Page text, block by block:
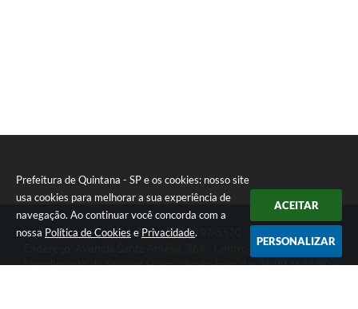
Prefeitura de Quintana - SP e os cookies: nosso site
usa cookies para melhorar a sua experiência de
navegação. Ao continuar você concorda com a
nossa Política de Cookies e Privacidade.
ACEITAR
PERSONALIZAR
Telefone: (14) 3197-5520
Endereço: Avenida Santa Amélia, 364 - Centro | CEP: 17670-003
Atendimento de Segunda-feira a Sexta-feira das 08:00 às 11:00 -